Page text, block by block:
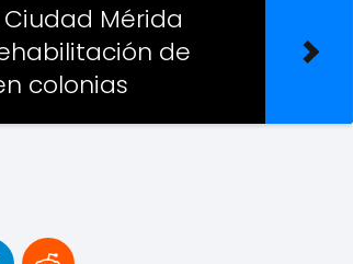
Mérida
de
colonias